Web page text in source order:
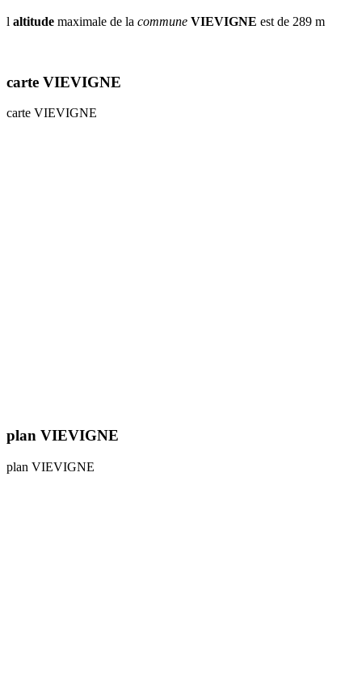
l altitude maximale de la commune VIEVIGNE est de 289 m
carte VIEVIGNE
carte VIEVIGNE
plan VIEVIGNE
plan VIEVIGNE